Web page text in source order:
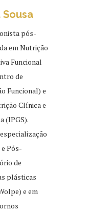
Sousa
pós-
em Nutrição
Funcional
de
Funcional) e
Clínica e
(IPGS).
Pós-
de
plásticas
e em